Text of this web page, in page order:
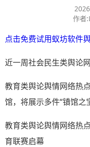
作者:
点击免费试用蚁坊软件
近一周社会民生类舆论
教育类舆论舆情网络热
馆，将展示多件“镇馆之
教育类舆论舆情网络热
育联赛启幕